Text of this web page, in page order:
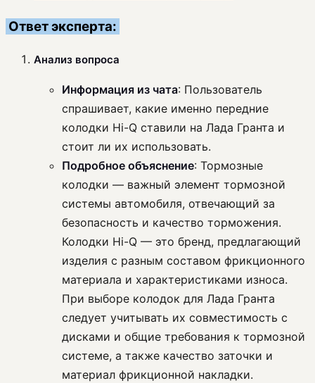
Ответ эксперта:
Анализ вопроса
Информация из чата: Пользователь
спрашивает, какие именно передние
колодки Hi-Q ставили на Лада Гранта и
стоит ли их использовать.
Подробное объяснение: Тормозные
колодки — важный элемент тормозной
системы автомобиля, отвечающий за
безопасность и качество торможения.
Колодки Hi-Q — это бренд, предлагающий
изделия с разным составом фрикционного
материала и характеристиками износа.
При выборе колодок для Лада Гранта
следует учитывать их совместимость с
дисками и общие требования к тормозной
системе, а также качество заточки и
материал фрикционной накладки.